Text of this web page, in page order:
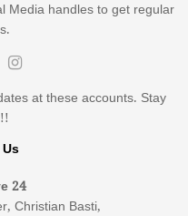
Media handles to get regular
at these accounts. Stay
24
Christian Basti,